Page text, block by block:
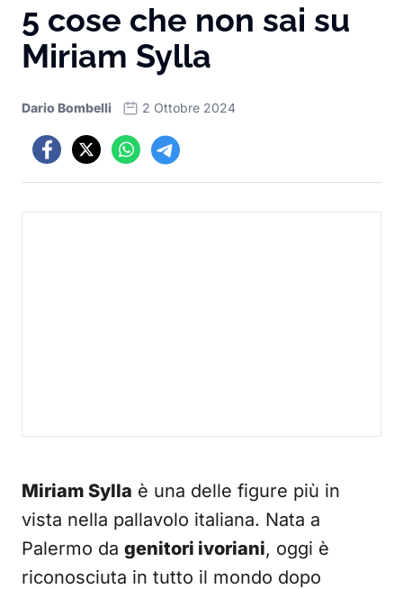
5 cose che non sai su
Miriam Sylla
Dario Bombelli 2 Ottobre 2024
Miriam Sylla è una delle figure più in
vista nella pallavolo italiana. Nata a
Palermo da genitori ivoriani, oggi è
riconosciuta in tutto il mondo dopo